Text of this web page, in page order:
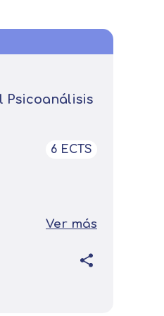
Psicoanálisis
6 ECTS
Ver más